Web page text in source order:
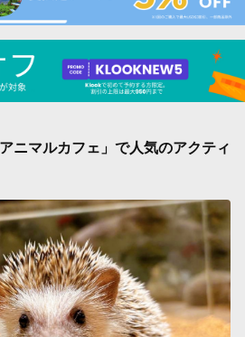
ニマルカフェ」で人気のアクティ